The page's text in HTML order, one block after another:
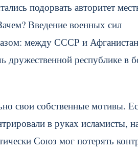
подорвать авторитет
Введение военных сил
между СССР и
дружественной республике в
свои собственные мотивы.
в руках исламисты,
Союз мог потерять